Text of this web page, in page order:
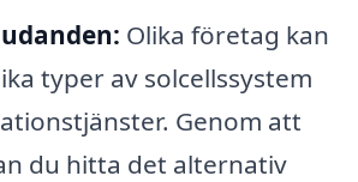
Olika företag kan
typer av solcellssystem
Genom att
du hitta det alternativ